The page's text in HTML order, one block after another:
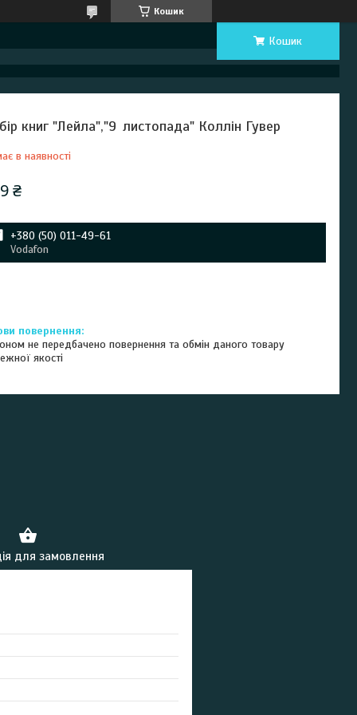
Кошик
Кошик
книг "Лейла","9 листопада" Коллін Гувер
в наявності
₴
+380 (50) 011-49-61
Vodafon
не передбачено повернення та обмін даного товару
якості
для замовлення